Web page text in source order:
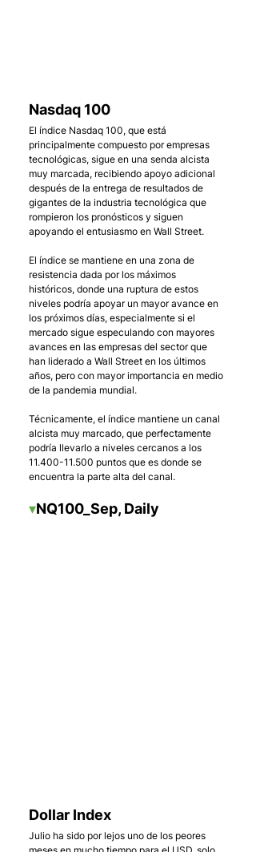
Nasdaq 100
El índice Nasdaq 100, que está
principalmente compuesto por empresas
tecnológicas, sigue en una senda alcista
muy marcada, recibiendo apoyo adicional
después de la entrega de resultados de
gigantes de la industria tecnológica que
rompieron los pronósticos y siguen
apoyando el entusiasmo en Wall Street.
El índice se mantiene en una zona de
resistencia dada por los máximos
históricos, donde una ruptura de estos
niveles podría apoyar un mayor avance en
los próximos días, especialmente si el
mercado sigue especulando con mayores
avances en las empresas del sector que
han liderado a Wall Street en los últimos
años, pero con mayor importancia en medio
de la pandemia mundial.
Técnicamente, el índice mantiene un canal
alcista muy marcado, que perfectamente
podría llevarlo a niveles cercanos a los
11.400-11.500 puntos que es donde se
encuentra la parte alta del canal.
▾NQ100_Sep, Daily
Dollar Index
Julio ha sido por lejos uno de los peores